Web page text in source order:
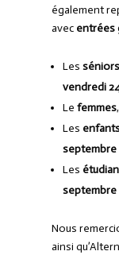
également
avec entrées
Les séniors
vendredi
Le femmes
Les
septembre
Les
septembre
Nous
ainsi